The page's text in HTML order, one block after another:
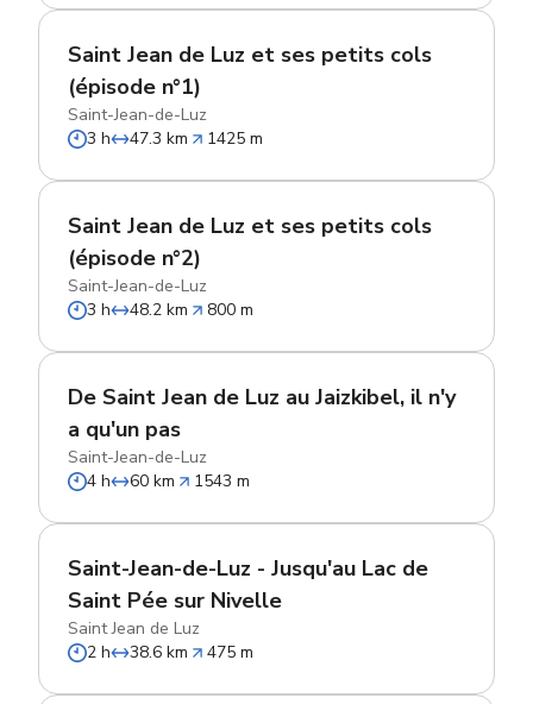
Saint Jean de Luz et ses petits cols
(épisode n°1)
Saint-Jean-de-Luz
3 h
47.3 km 1425 m
Saint Jean de Luz et ses petits cols
(épisode n°2)
Saint-Jean-de-Luz
3 h
48.2 km 800 m
De Saint Jean de Luz au Jaizkibel, il n'y
a qu'un pas
Saint-Jean-de-Luz
4 h
60 km 1543 m
Saint-Jean-de-Luz - Jusqu'au Lac de
Saint Pée sur Nivelle
Saint Jean de Luz
2 h
38.6 km 475 m